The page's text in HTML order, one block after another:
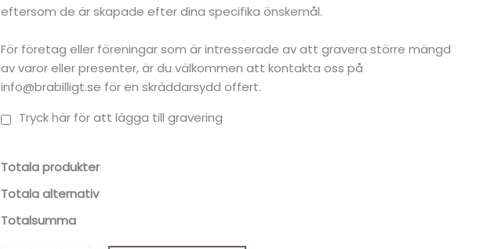
eftersom de är skapade efter dina specifika önskemål.
För företag eller föreningar som är intresserade av att gravera större mängd
av varor eller presenter, är du välkommen att kontakta oss på
info@brabilligt.se för en skräddarsydd offert.
Tryck här för att lägga till gravering
Totala produkter
Totala alternativ
Totalsumma